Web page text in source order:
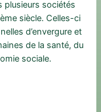
plusieurs sociétés
siècle. Celles-ci
d’envergure et
de la santé, du
sociale.